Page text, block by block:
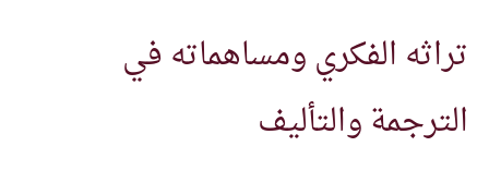
تراثه الفكري ومساهماته في
الترجمة والتأليف